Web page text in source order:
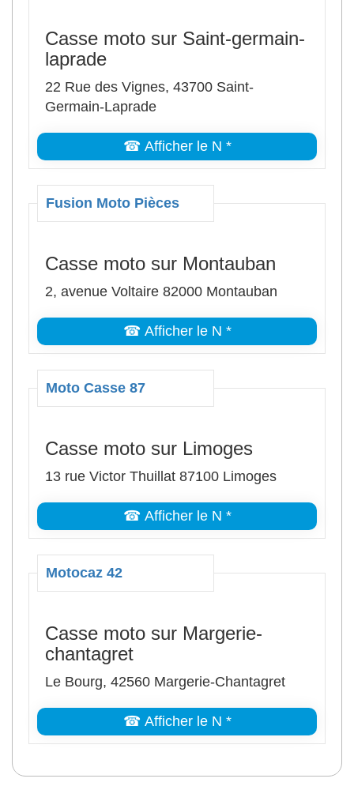
Casse moto sur Saint-germain-
laprade
22 Rue des Vignes, 43700 Saint-
Germain-Laprade
☎ Afficher le N *
Fusion Moto Pièces
Casse moto sur Montauban
2, avenue Voltaire 82000 Montauban
☎ Afficher le N *
Moto Casse 87
Casse moto sur Limoges
13 rue Victor Thuillat 87100 Limoges
☎ Afficher le N *
Motocaz 42
Casse moto sur Margerie-
chantagret
Le Bourg, 42560 Margerie-Chantagret
☎ Afficher le N *